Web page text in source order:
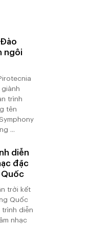
ngôi
giành
trình
tên
...
diễn
đặc
Quốc
trời kết
Quốc
trình diễn
nhạc